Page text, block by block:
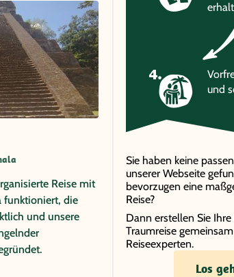
Reise mit
funktioniert, die
und unsere
und
Sie haben keine
unserer Webseite
bevorzugen eine
Reise?
Dann erstellen Sie
Traumreise
Reiseexperten.
Los